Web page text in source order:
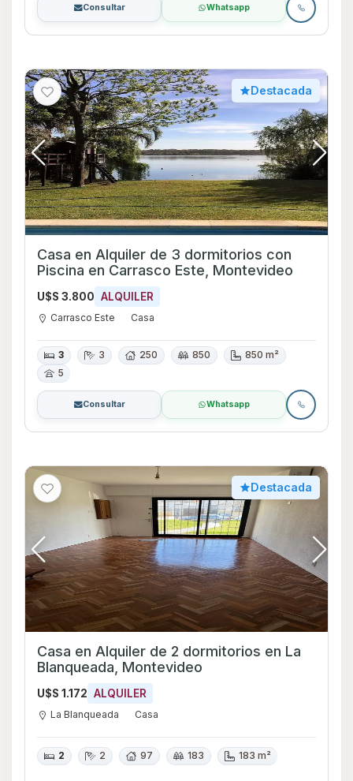
Consultar Whatsapp
Destacada
Casa en Alquiler de 3 dormitorios con
Piscina en Carrasco Este, Montevideo
U$S 3.800 ALQUILER
Carrasco Este Casa
3 3 250 850
850 m²
5
Consultar Whatsapp
Destacada
Casa en Alquiler de 2 dormitorios en La
Blanqueada, Montevideo
U$S 1.172 ALQUILER
La Blanqueada Casa
2 2 97 183 183 m²